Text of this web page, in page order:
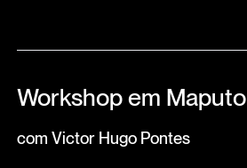
Workshop em Maputo
com Victor Hugo Pontes